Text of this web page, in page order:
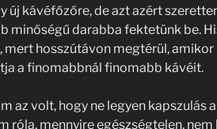
új kávéfőzőre, de azt azért
minőségű darabba fektetünk be.
mert hosszútávon megtérül, amikor
a finomabbnál finomabb kávéit.
az volt, hogy ne legyen kapszulás
róla, mennyire egészségtelen, nem